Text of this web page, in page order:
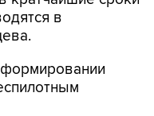
в
формировании